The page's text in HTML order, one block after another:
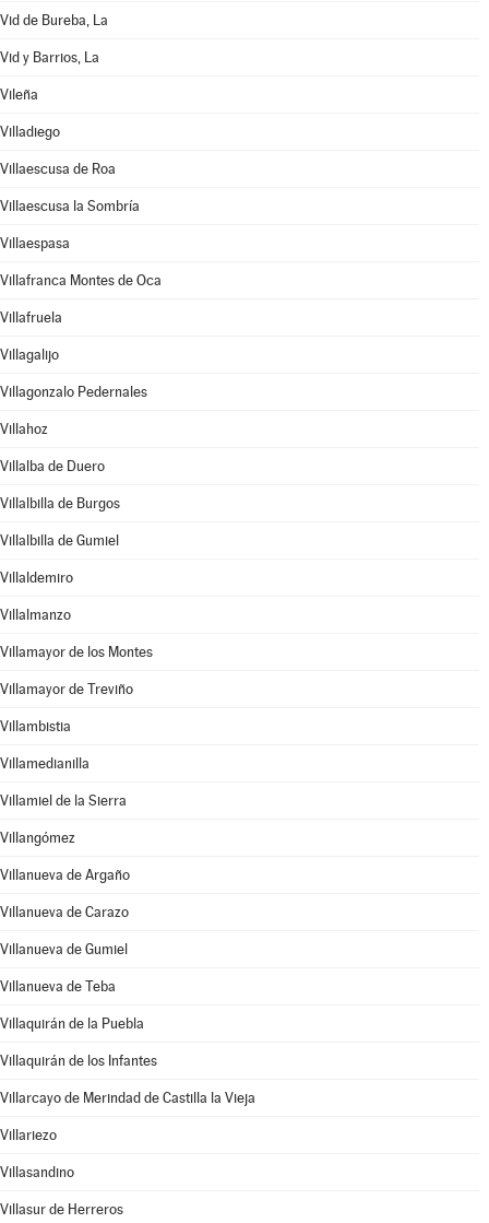
Vid de Bureba, La
Vid y Barrios, La
Vileña
Villadiego
Villaescusa de Roa
Villaescusa la Sombría
Villaespasa
Villafranca Montes de Oca
Villafruela
Villagalijo
Villagonzalo Pedernales
Villahoz
Villalba de Duero
Villalbilla de Burgos
Villalbilla de Gumiel
Villaldemiro
Villalmanzo
Villamayor de los Montes
Villamayor de Treviño
Villambistia
Villamedianilla
Villamiel de la Sierra
Villangómez
Villanueva de Argaño
Villanueva de Carazo
Villanueva de Gumiel
Villanueva de Teba
Villaquirán de la Puebla
Villaquirán de los Infantes
Villarcayo de Merindad de Castilla la Vieja
Villariezo
Villasandino
Villasur de Herreros